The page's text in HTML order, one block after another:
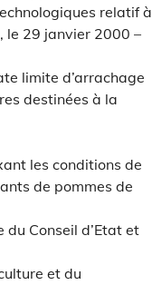
relatif à
le 29 janvier 2000 –
limite d’arrachage
destinées à la
les conditions de
de pommes de
Conseil d’Etat et
et du